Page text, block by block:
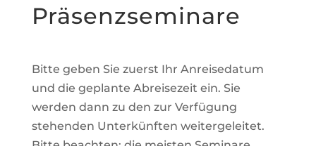
Präsenzseminare
Bitte geben Sie zuerst Ihr Anreisedatum
und die geplante Abreisezeit ein. Sie
werden dann zu den zur Verfügung
stehenden Unterkünften weitergeleitet.